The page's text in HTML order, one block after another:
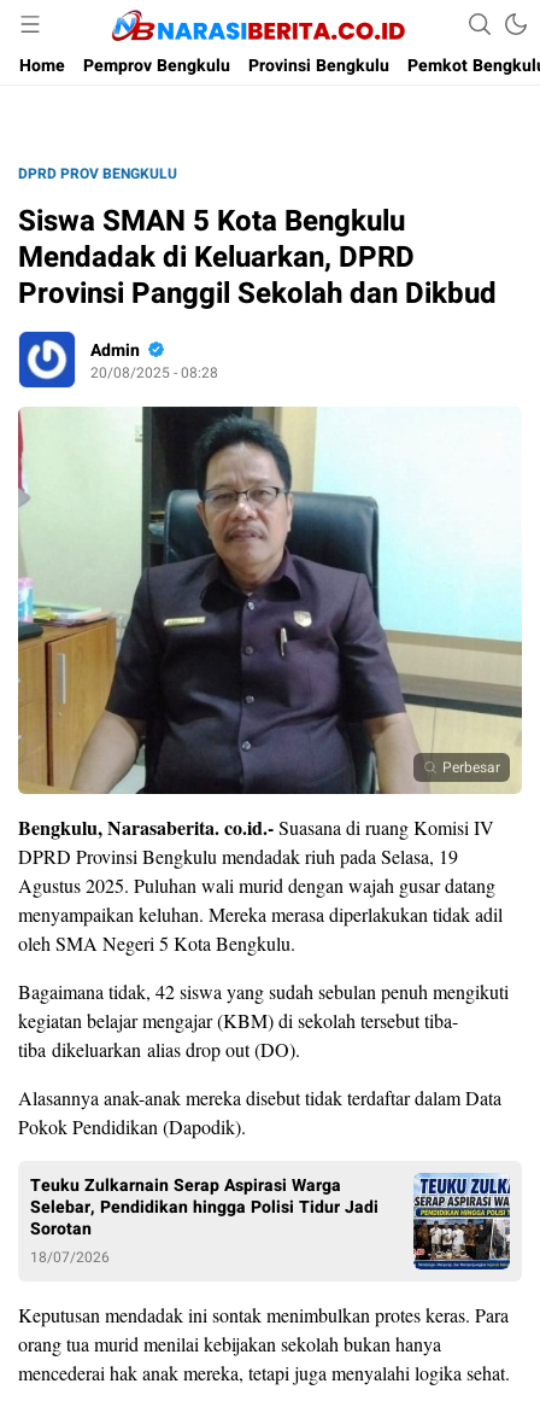
Narasi Berita
Home
Pemprov Bengkulu Provinsi Bengkulu Pemkot
DPRD PROV BENGKULU
Siswa SMAN 5 Kota Bengkulu
Mendadak di Keluarkan, DPRD
Provinsi Panggil Sekolah dan Dikbud
Admin
20/08/2025 - 08:28
Perbesar
Bengkulu, Narasaberita. co.id.-Suasana di ruang Komisi IV
DPRD Provinsi Bengkulu mendadak riuh pada Selasa, 19
Agustus 2025. Puluhan wali murid dengan wajah gusar datang
menyampaikan keluhan. Mereka merasa diperlakukan tidak adil
oleh SMA Negeri 5 Kota Bengkulu.
Bagaimana tidak, 42 siswa yang sudah sebulan penuh mengikuti
kegiatan belajar mengajar (KBM) di sekolah tersebut tiba-
tiba dikeluarkan alias drop out (DO).
Alasannya anak-anak mereka disebut tidak terdaftar dalam Data
Pokok Pendidikan (Dapodik).
Teuku Zulkarnain Serap Aspirasi Warga
Selebar, Pendidikan hingga Polisi Tidur Jadi
Sorotan
18/07/2026
Keputusan mendadak ini sontak menimbulkan protes keras. Para
orang tua murid menilai kebijakan sekolah bukan hanya
mencederai hak anak mereka, tetapi juga menyalahi logika sehat.